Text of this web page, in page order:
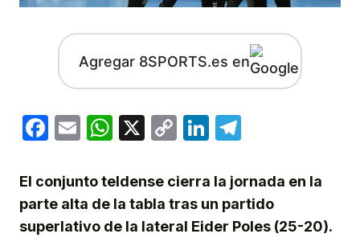
Agregar 8SPORTS.es en
Facebook
EmailWhatsApp
X
CopyLinkedIn
El conjunto teldense cierra la jornada en la
parte alta de la tabla tras un partido
superlativo de la lateral Eider Poles (25-20).